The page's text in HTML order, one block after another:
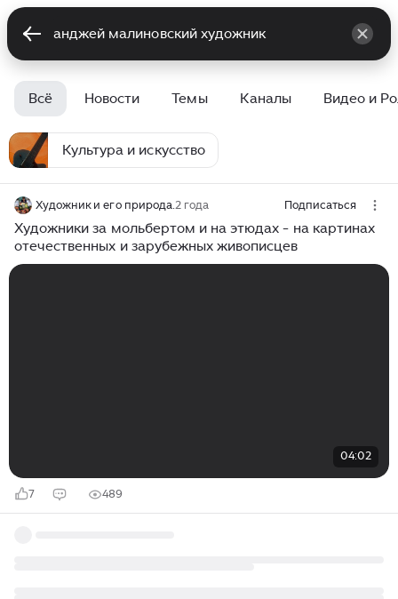
Всё Новости Темы Каналы Видео и
Культура и искусство
Художник и его природа.2 года Подписаться
Художники за мольбертом и на этюдах - на картинах
отечественных и зарубежных живописцев
04:02
7 489